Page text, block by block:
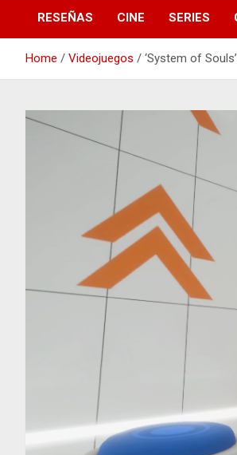
RESEÑAS CINE SERIES
Home Videojuegos ‘System of